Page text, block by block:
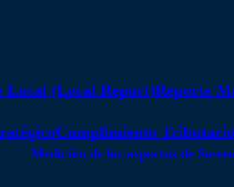
Local (Local Report)Reporte
Cumplimiento
Medición de los aspectos de